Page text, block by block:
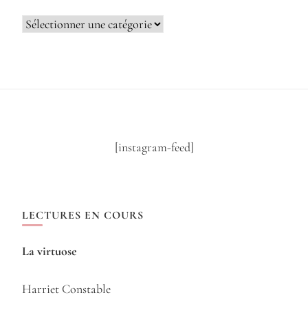
Catégories
[instagram-feed]
LECTURES EN COURS
La virtuose
Harriet Constable